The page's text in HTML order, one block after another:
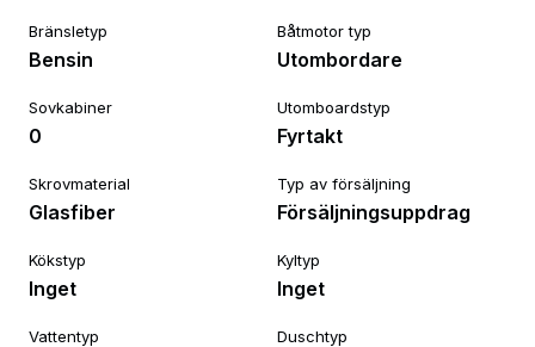
Bränsletyp
Bensin
Båtmotor typ
Utombordare
Sovkabiner
0
Utomboardstyp
Fyrtakt
Skrovmaterial
Glasfiber
Typ av försäljning
Försäljningsuppdrag
Kökstyp
Inget
Kyltyp
Inget
Vattentyp Duschtyp